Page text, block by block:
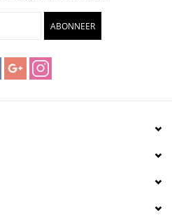
ABONNEER